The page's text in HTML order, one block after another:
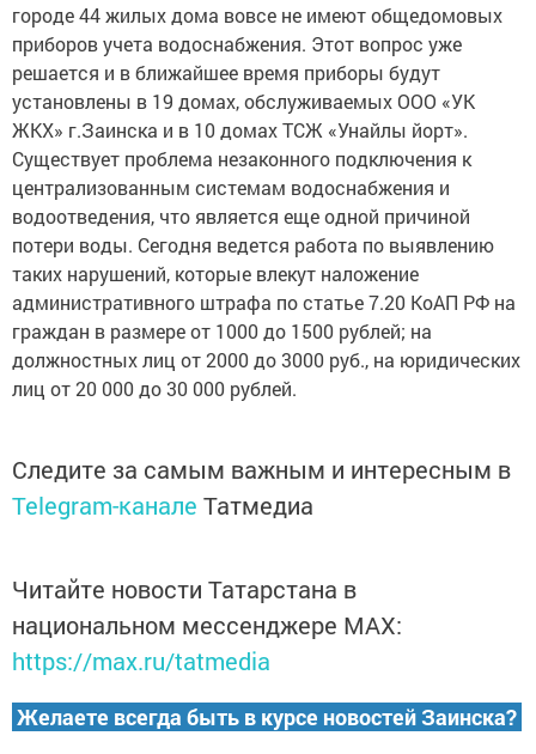
городе 44 жилых дома вовсе не имеют общедомовых
приборов учета водоснабжения. Этот вопрос уже
решается и в ближайшее время приборы будут
установлены в 19 домах, обслуживаемых ООО «УК
ЖКХ» г.Заинска и в 10 домах ТСЖ «Унайлы йорт».
Существует проблема незаконного подключения к
централизованным системам водоснабжения и
водоотведения, что является еще одной причиной
потери воды. Сегодня ведется работа по выявлению
таких нарушений, которые влекут наложение
административного штрафа по статье 7.20 КоАП РФ на
граждан в размере от 1000 до 1500 рублей; на
должностных лиц от 2000 до 3000 руб., на юридических
лиц от 20 000 до 30 000 рублей.
Следите за самым важным и интересным в
Telegram-канале Татмедиа
Читайте новости Татарстана в
национальном мессенджере MАХ:
https://max.ru/tatmedia
Желаете всегда быть в курсе новостей Заинска?